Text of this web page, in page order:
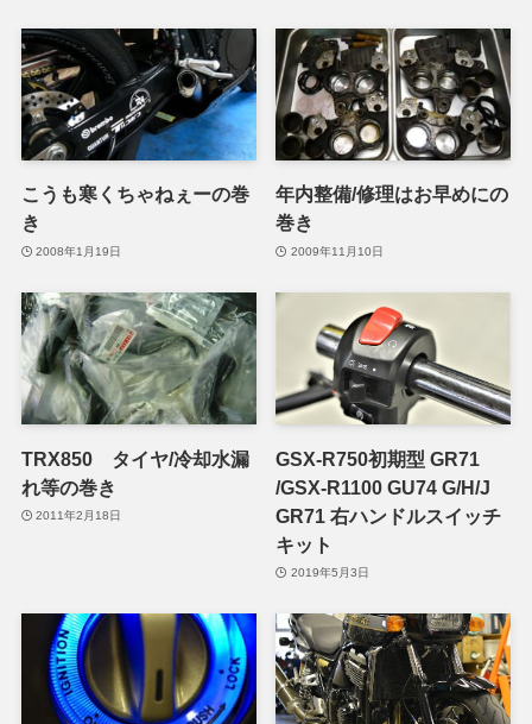
こうも寒くちゃねぇーの巻
き
2008年1月19日
年内整備/修理はお早めにの
巻き
2009年11月10日
TRX850 タイヤ/冷却水漏
れ等の巻き
2011年2月18日
GSX-R750初期型 GR71
/GSX-R1100 GU74 G/H/J
GR71 右ハンドルスイッチ
キット
2019年5月3日